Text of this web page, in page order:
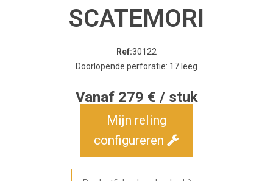
SCATEMORI
Ref:30122
Doorlopende perforatie: 17 leeg
Vanaf 279 € / stuk
Mijn reling
configureren